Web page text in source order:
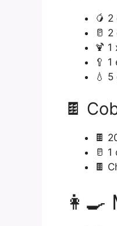
🥭
🥛
🍹
🥄
💧
🍫
🍫
🥛
🍫
👩‍🍳